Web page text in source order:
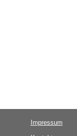
Impressum